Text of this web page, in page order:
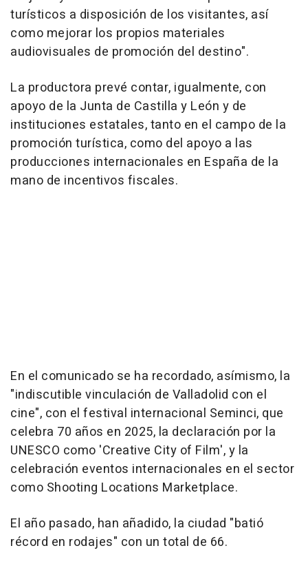
turísticos a disposición de los visitantes, así
como mejorar los propios materiales
audiovisuales de promoción del destino".
La productora prevé contar, igualmente, con
apoyo de la Junta de Castilla y León y de
instituciones estatales, tanto en el campo de la
promoción turística, como del apoyo a las
producciones internacionales en España de la
mano de incentivos fiscales.
En el comunicado se ha recordado, asímismo, la
"indiscutible vinculación de Valladolid con el
cine", con el festival internacional Seminci, que
celebra 70 años en 2025, la declaración por la
UNESCO como 'Creative City of Film', y la
celebración eventos internacionales en el sector
como Shooting Locations Marketplace.
El año pasado, han añadido, la ciudad "batió
récord en rodajes" con un total de 66.